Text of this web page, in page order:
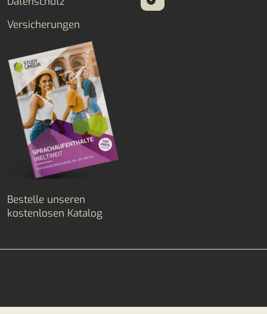
Versicherungen
Bestelle unseren
kostenlosen Katalog